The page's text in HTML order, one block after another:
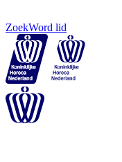
ZoekWord lid